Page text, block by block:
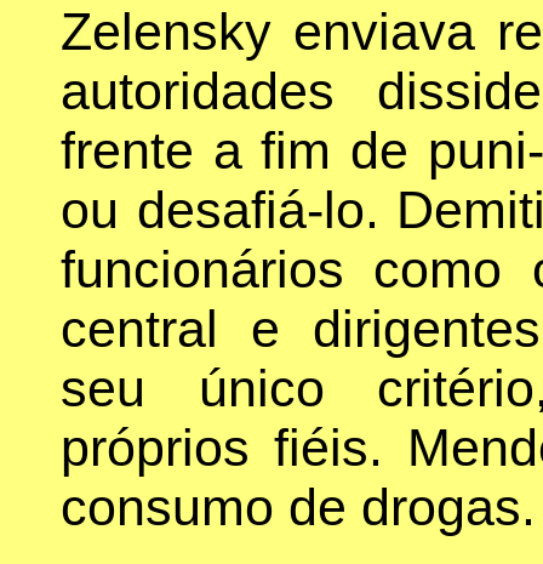
Zelensky enviava
autoridades
frente a fim de
ou desafiá-lo.
funcionários como
central e
seu único
próprios fiéis.
consumo de drogas.